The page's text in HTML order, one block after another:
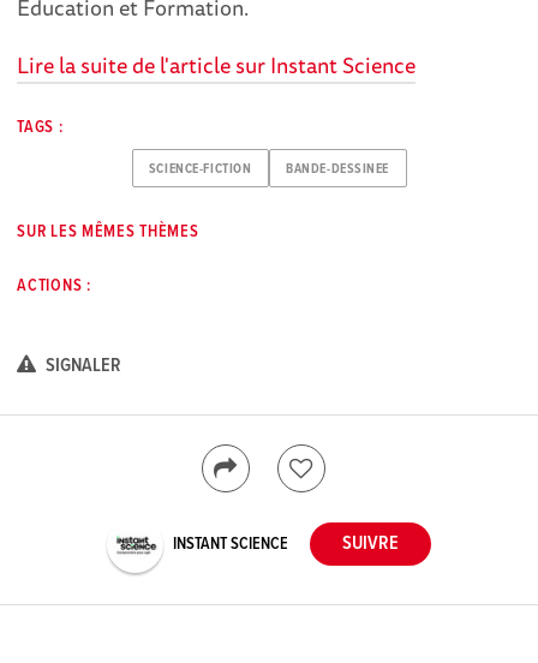
Éducation et Formation.
Lire la suite de l'article sur Instant Science
TAGS :
SCIENCE-FICTION BANDE-DESSINEE
SUR LES MÊMES THÈMES
ACTIONS :
SIGNALER
INSTANT SCIENCE